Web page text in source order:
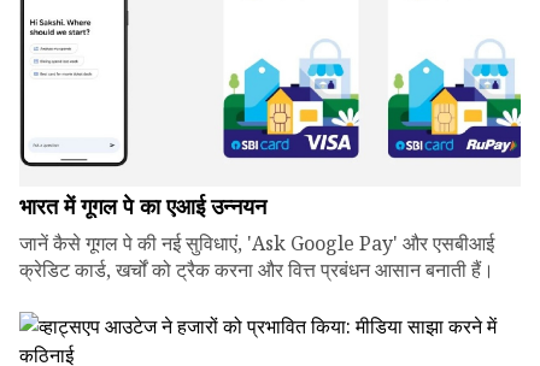
भारत में गूगल पे का एआई उन्नयन
जानें कैसे गूगल पे की नई सुविधाएं, 'Ask Google Pay' और एसबीआई
क्रेडिट कार्ड, खर्चों को ट्रैक करना और वित्त प्रबंधन आसान बनाती हैं।